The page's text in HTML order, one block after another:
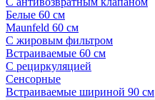
Белые 60 см
Maunfeld 60 см
С жировым фильтром
Встраиваемые 60 см
С рециркуляцией
Сенсорные
Встраиваемые шириной 90 см